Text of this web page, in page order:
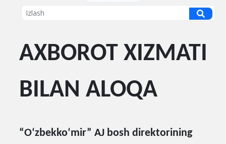
AXBOROT XIZMATI
BILAN ALOQA
“O‘zbekko‘mir” AJ bosh direktorining